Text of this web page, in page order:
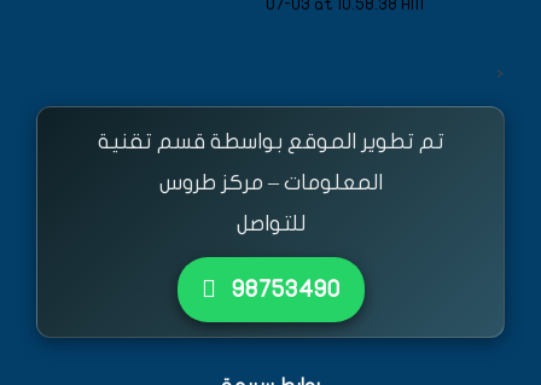
<
تم تطوير الموقع بواسطة قسم تقنية
المعلومات – مركز طروس
للتواصل
٩٨٧٥٣٤٩٠